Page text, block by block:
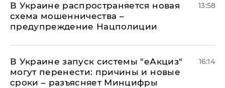
В Украине распространяется новая
схема мошенничества –
предупреждение Нацполиции
13:58
В Украине запуск системы "еАкциз"
могут перенести: причины и новые
сроки – разъясняет Минцифры
16:14